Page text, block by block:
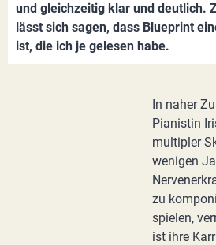
und gleichzeitig klar und deutlich.
lässt sich sagen, dass Blueprint
ist, die ich je gelesen habe.
In naher
Pianistin
multipler
wenigen
zu
spielen,
ist ihre